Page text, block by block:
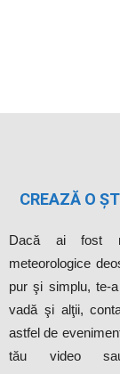
CREAZĂ O
Dacă ai fost
meteorologice
pur şi simplu, te-
vadă şi alţii,
astfel de
tău video